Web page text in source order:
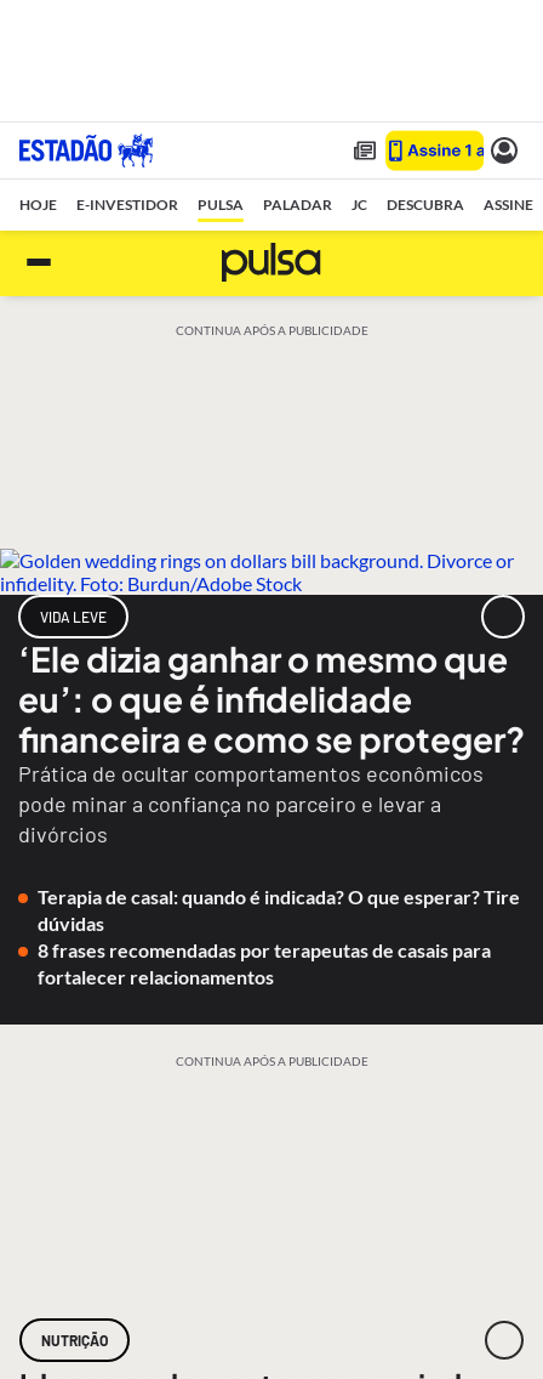
HOJE E-INVESTIDOR PULSA PALADAR JC DESCUBRA ASSINE
CONTINUA APÓS A PUBLICIDADE
VIDA LEVE
‘Ele dizia ganhar o mesmo que
eu’: o que é infidelidade
financeira e como se proteger?
Prática de ocultar comportamentos econômicos
pode minar a confiança no parceiro e levar a
divórcios
Terapia de casal: quando é indicada? O que esperar? Tire
dúvidas
8 frases recomendadas por terapeutas de casais para
fortalecer relacionamentos
CONTINUA APÓS A PUBLICIDADE
NUTRIÇÃO